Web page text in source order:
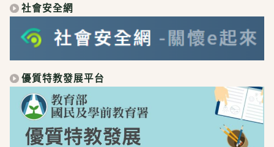
社會安全網
優質特教發展平台